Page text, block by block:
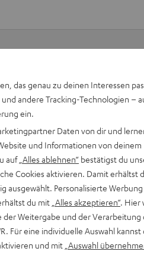
Store in der Nähe? Kein
dich auch persönlich am
das genau zu deinen Interessen
andere Tracking-Technologien –
ein.
Daten von dir und
und Informationen von deinem
auf „Alles ablehnen“ bestätigst du
Cookies aktivieren. Damit erhältst
ausgewählt. Personalisierte
du mit „Alles akzeptieren“. Hier
der Weitergabe und der Verarbeitung
Für eine individuelle Auswahl kannst
und mit „Auswahl